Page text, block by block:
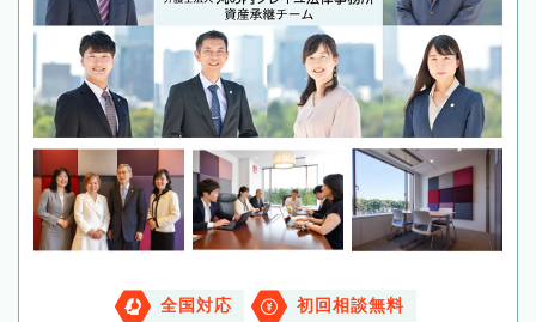
全国対応 初回相談無料